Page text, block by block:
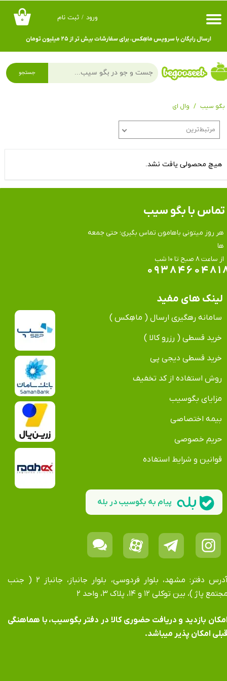
۰ ورود / ثبت نام
حساب کاربری من
تغییر گذر واژه
سفارشات
ارسال رایگان با سرویس ماهِکس، برای سفارشات بیش تر از ۲۵ میلیون تومان
جستجو
بگو سیب وال ای
مرتبط‌ترین
هیچ محصولی یافت نشد.
هر روز میتونی باهامون تماس بگیری؛ حتی جمعه
ها
​​​​​​​از ساعت ۸ صبح تا ۱۰ شب
تماس​​​​​​​ با بگو سیب
لینک های مفید
سامانه رهگیری ارسال ( ماهِکس )
خرید قسطی ( رزرو کالا )
خرید قسطی دیجی پی
روش استفاده از کد تخفیف
مزایای بگوسیب
بیمه اختصاصی
حریم خصوصی
قوانین و شرایط استفاده
آدرس دفتر: مشهد، بلوار فردوسی، بلوار جانباز، جانباز ۲ ( جنب
پاژ )، بین توکلی ۱۲ و ۱۴، پلاک ۳، واحد ۲
بازدید و دریافت حضوری کالا در دفتر بگوسیب، با هماهنگی
امکان پذیر میباشد.
پیام به بگوسیب در بله